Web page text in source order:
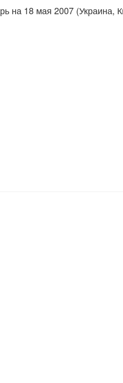
на 18 мая 2007 (Украина,